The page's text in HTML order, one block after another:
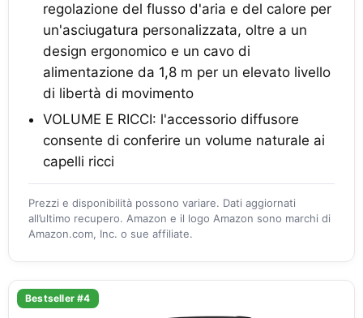
regolazione del flusso d'aria e del calore per
un'asciugatura personalizzata, oltre a un
design ergonomico e un cavo di
alimentazione da 1,8 m per un elevato livello
di libertà di movimento
VOLUME E RICCI: l'accessorio diffusore
consente di conferire un volume naturale ai
capelli ricci
Prezzi e disponibilità possono variare. Dati aggiornati
all’ultimo recupero. Amazon e il logo Amazon sono marchi di
Amazon.com, Inc. o sue affiliate.
Bestseller #4